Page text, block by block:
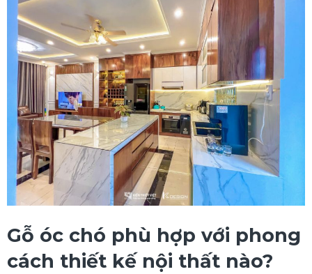
Gỗ óc chó phù hợp với phong
cách thiết kế nội thất nào?